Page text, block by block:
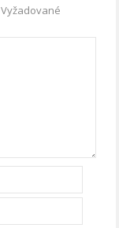
Vyžadované